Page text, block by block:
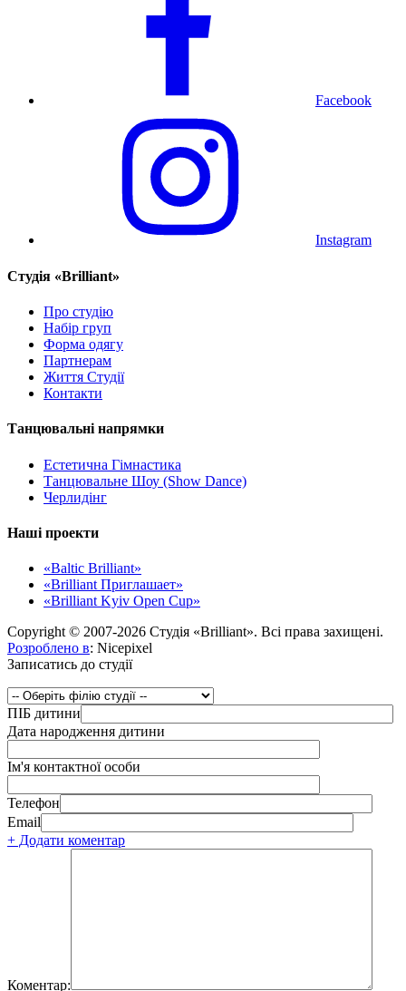
Facebook
Instagram
Cтудія «Brilliant»
Про студію
Набір груп
Форма одягу
Партнерам
Життя Студії
Контакти
Танцювальні напрямки
Естетична Гімнастика
Танцювальне Шоу (Show Dance)
Черлидінг
Наші проекти
«Baltic Brilliant»
«Brilliant Приглашает»
«Brilliant Kyiv Open Cup»
Copyright © 2007-2026 Студія «Brilliant». Всі права захищені.
Розроблено в: Nicepixel
Записатись до студії
ПІБ дитини
Дата народження дитини
Ім'я контактної особи
Телефон
Email
+ Додати коментар
Коментар: